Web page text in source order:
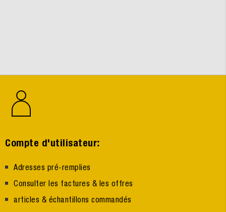
Compte d'utilisateur:
Adresses pré-remplies
Consulter les factures & les offres
articles & échantillons commandés